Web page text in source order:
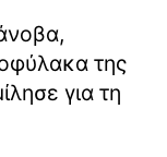
της
για τη